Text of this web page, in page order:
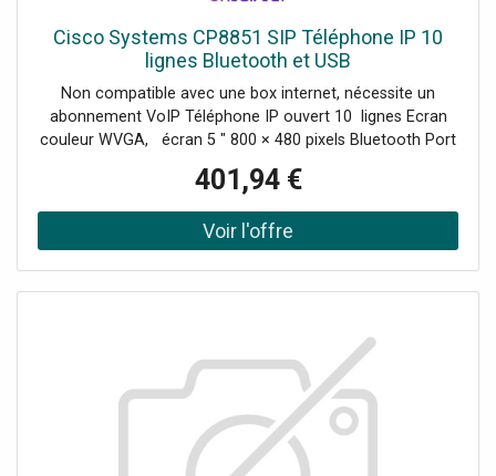
Cisco Systems CP8851 SIP Téléphone IP 10
lignes Bluetooth et USB
Non compatible avec une box internet, nécessite un
abonnement VoIP Téléphone IP ouvert 10 lignes Ecran
couleur WVGA, écran 5 " 800 × 480 pixels Bluetooth Port
haut-parleur Full-Duplex 4 touches
programmables contextuelles PoE classe 2 Support EHS
Audio large bande IPv6 pris en charge
401,94 €